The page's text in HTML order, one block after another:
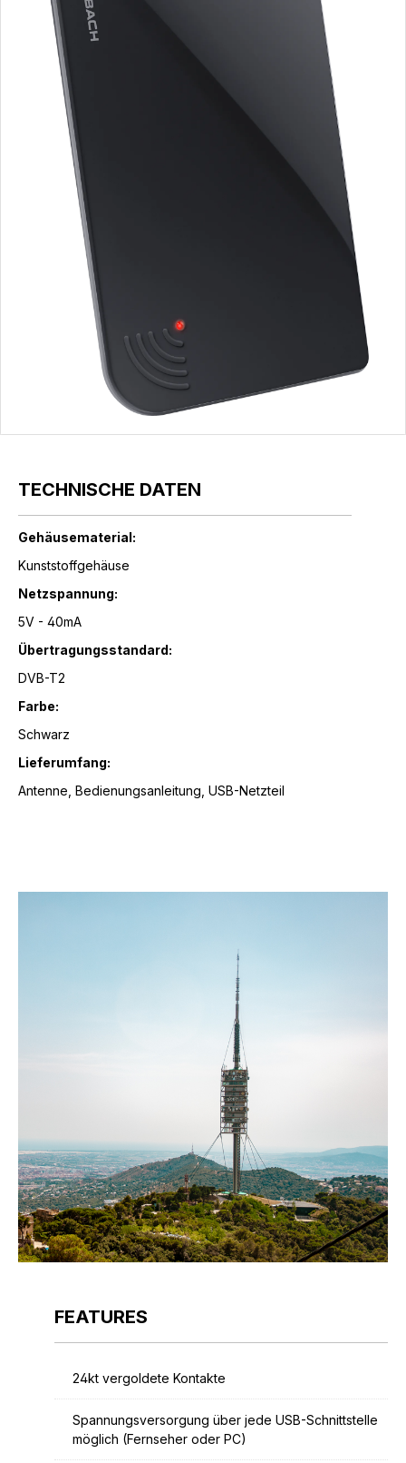
TECHNISCHE DATEN
Gehäusematerial:
Kunststoffgehäuse
Netzspannung:
5V - 40mA
Übertragungsstandard:
DVB-T2
Farbe:
Schwarz
Lieferumfang:
Antenne, Bedienungsanleitung, USB-Netzteil
FEATURES
24kt vergoldete Kontakte
Spannungsversorgung über jede USB-Schnittstelle
möglich (Fernseher oder PC)